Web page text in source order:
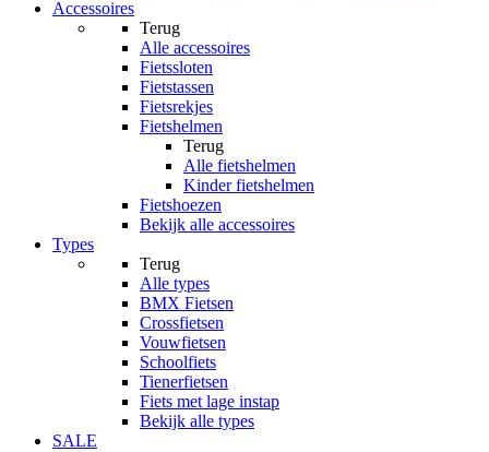
Accessoires
Terug
Alle accessoires
Fietssloten
Fietstassen
Fietsrekjes
Fietshelmen
Terug
Alle fietshelmen
Kinder fietshelmen
Fietshoezen
Bekijk alle accessoires
Types
Terug
Alle types
BMX Fietsen
Crossfietsen
Vouwfietsen
Schoolfiets
Tienerfietsen
Fiets met lage instap
Bekijk alle types
SALE